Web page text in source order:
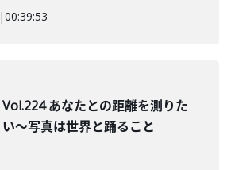
|00:39:53
Vol.224 あなたとの距離を測りた
い〜写真は世界と踊ること